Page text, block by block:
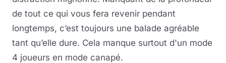
de tout ce qui vous fera revenir pendant
longtemps, c’est toujours une balade agréable
tant qu’elle dure. Cela manque surtout d'un mode
4 joueurs en mode canapé.